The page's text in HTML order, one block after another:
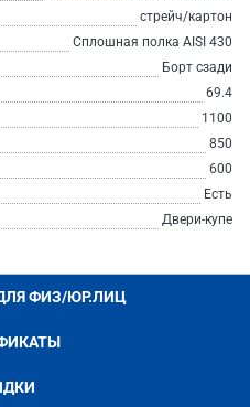
стрейч/картон
Сплошная полка AISI 430
Борт сзади
69.4
1100
850
600
Есть
Двери-купе
ФИЗ/ЮР.ЛИЦ